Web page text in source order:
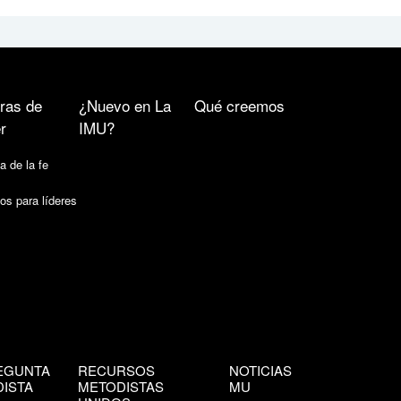
de
de la fe
para líderes
¿Nuevo en La
IMU?
Qué creemos
RECURSOS
METODISTAS
NOTICIAS
MU